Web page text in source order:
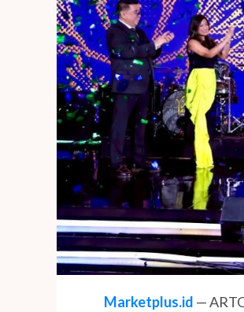
Marketplus.id —